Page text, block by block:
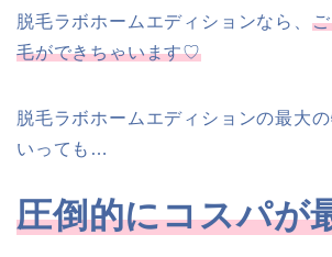
脱毛ラボホームエディションなら、
毛ができちゃいます♡
脱毛ラボホームエディションの最大
いっても…
圧倒的にコスパが